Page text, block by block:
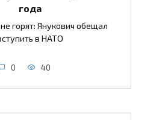
года
горят: Янукович обещал
в НАТО
0 40